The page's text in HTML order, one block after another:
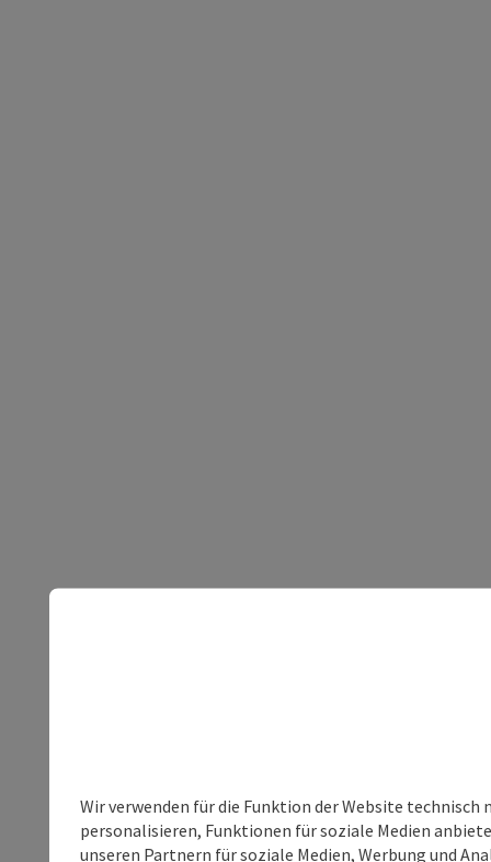
Wir verwenden für die Funktion der Website
personalisieren, Funktionen für soziale Medien
unseren Partnern für soziale Medien, Werbung und